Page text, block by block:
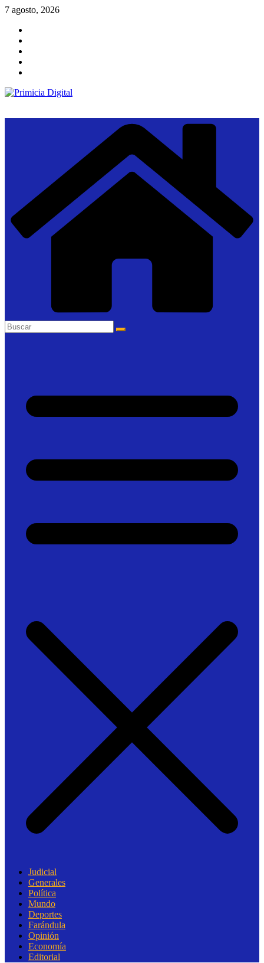
Saltar
contenido
7 agosto, 2026
Judicial
Generales
Política
Mundo
Deportes
Farándula
Opinión
Economía
Editorial